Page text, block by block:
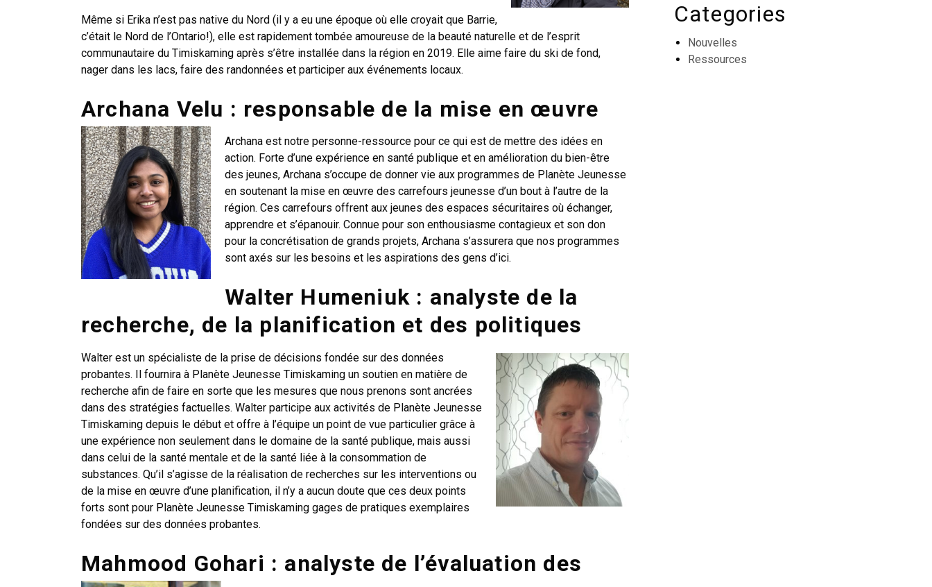
Même si Erika n’est pas native du Nord (il y a eu une époque où elle croyait que Barrie,
c’était le Nord de l’Ontario!), elle est rapidement tombée amoureuse de la beauté naturelle et de l’esprit
communautaire du Timiskaming après s’être installée dans la région en 2019. Elle aime faire du ski de fond,
nager dans les lacs, faire des randonnées et participer aux événements locaux.
Archana Velu : responsable de la mise en œuvre
Archana est notre personne-ressource pour ce qui est de mettre des idées en
action. Forte d’une expérience en santé publique et en amélioration du bien-être
des jeunes, Archana s’occupe de donner vie aux programmes de Planète Jeunesse
en soutenant la mise en œuvre des carrefours jeunesse d’un bout à l’autre de la
région. Ces carrefours offrent aux jeunes des espaces sécuritaires où échanger,
apprendre et s’épanouir. Connue pour son enthousiasme contagieux et son don
pour la concrétisation de grands projets, Archana s’assurera que nos programmes
sont axés sur les besoins et les aspirations des gens d’ici.
Walter Humeniuk : analyste de la
recherche, de la planification et des politiques
Walter est un spécialiste de la prise de décisions fondée sur des données
probantes. Il fournira à Planète Jeunesse Timiskaming un soutien en matière de
recherche afin de faire en sorte que les mesures que nous prenons sont ancrées
dans des stratégies factuelles. Walter participe aux activités de Planète Jeunesse
Timiskaming depuis le début et offre à l’équipe un point de vue particulier grâce à
une expérience non seulement dans le domaine de la santé publique, mais aussi
dans celui de la santé mentale et de la santé liée à la consommation de
substances. Qu’il s’agisse de la réalisation de recherches sur les interventions ou
de la mise en œuvre d’une planification, il n’y a aucun doute que ces deux points
forts sont pour Planète Jeunesse Timiskaming gages de pratiques exemplaires
fondées sur des données probantes.
Mahmood Gohari : analyste de l’évaluation des
Categories
Nouvelles
Ressources